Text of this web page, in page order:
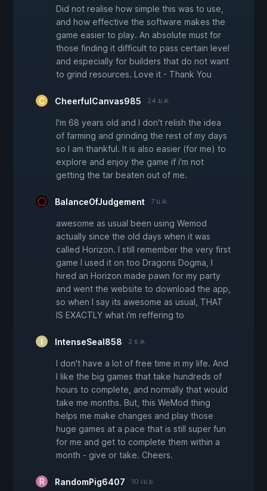
Did not realise how simple this was to use,
and how effective the software makes the
game easier to play. An absolute must for
those finding it difficult to pass certain level
and especially for builders that do not want
to grind resources. Love it - Thank You
CheerfulCanvas985 24 ม.ค.
I'm 68 years old and I don't relish the idea
of farming and grinding the rest of my days
so I am thankful. It is also easier (for me) to
explore and enjoy the game if i'm not
getting the tar beaten out of me.
BalanceOfJudgement 7 ม.ค.
awesome as usual been using Wemod
actually since the old days when it was
called Horizon. I still remember the very first
game I used it on too Dragons Dogma, I
hired an Horizon made pawn for my party
and went the website to download the app,
so when I say its awesome as usual, THAT
IS EXACTLY what i'm reffering to
IntenseSeal858 2 ธ.ค.
I don't have a lot of free time in my life. And
I like the big games that take hundreds of
hours to complete, and normally that would
take me months. But, this WeMod thing
helps me make changes and play those
huge games at a pace that is still super fun
for me and get to complete them within a
month - give or take. Cheers.
RandomPig6407 10 เม.ย.